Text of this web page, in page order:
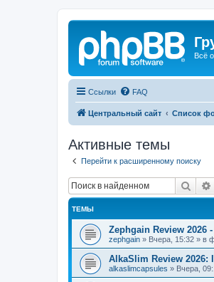
Всё
Ссылки FAQ
Центральный сайт Список
Активные темы
Перейти к расширенному поиску
Поиск
ТЕМЫ
Zephgain Review 2026
zephgain » Вчера, 15:32 » в
AlkaSlim Review 2026:
alkaslimcapsules » Вчера,